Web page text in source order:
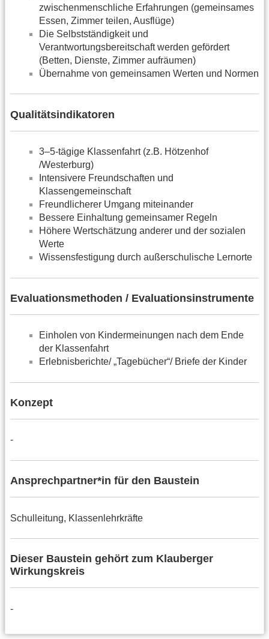
zwischenmenschliche Erfahrungen (gemeinsames
Essen, Zimmer teilen, Ausflüge)
Die Selbstständigkeit und
Verantwortungsbereitschaft werden gefördert
(Betten, Dienste, Zimmer aufräumen)
Übernahme von gemeinsamen Werten und Normen
Qualitätsindikatoren
3–5-tägige Klassenfahrt (z.B. Hötzenhof
/Westerburg)
Intensivere Freundschaften und
Klassengemeinschaft
Freundlicherer Umgang miteinander
Bessere Einhaltung gemeinsamer Regeln
Höhere Wertschätzung anderer und der sozialen
Werte
Wissensfestigung durch außerschulische Lernorte
Evaluationsmethoden / Evaluationsinstrumente
Einholen von Kindermeinungen nach dem Ende
der Klassenfahrt
Erlebnisberichte/ „Tagebücher“/ Briefe der Kinder
Konzept
-
Ansprechpartner*in für den Baustein
Schulleitung, Klassenlehrkräfte
Dieser Baustein gehört zum Klauberger
Wirkungskreis
-